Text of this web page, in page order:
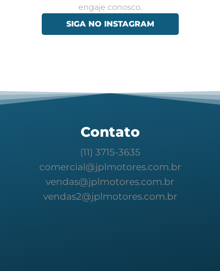
engaje conosco​.
SIGA NO INSTAGRAM
Contato
(11) 3715-3635
comercial@jplmotores.com.br
vendas@jplmotores.com.br
vendas2@jplmotores.com.br